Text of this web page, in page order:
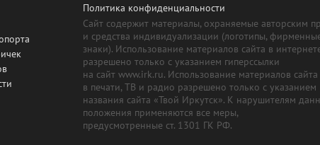
Политика конфиденциальности
Сайт содержит материалы, охраняемые авторским
и средства индивидуализации (логотипы,
знаки). Использование материалов сайта в
разрешено только с указанием гиперссылки
на сайт www.irk.ru. Использование материалов сайта
в печати, ТВ и радио разрешено только с указанием
названия сайта «Твой Иркутск». К нарушителям
положения применяются все меры,
предусмотренные ст. 1301 ГК РФ.